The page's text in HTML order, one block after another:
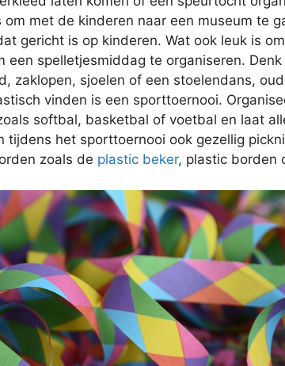
om met de kinderen naar een museum te
gericht is op kinderen. Wat ook leuk is
een spelletjesmiddag te organiseren.
zaklopen, sjoelen of een stoelendans,
vinden is een sporttoernooi.
softbal, basketbal of voetbal en laat
tijdens het sporttoernooi ook gezellig
zoals de plastic beker, plastic borden